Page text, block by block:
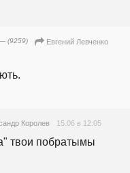
(9259)
Евгений Левченко
Королев 15.06 в 12:05
твои побратымы